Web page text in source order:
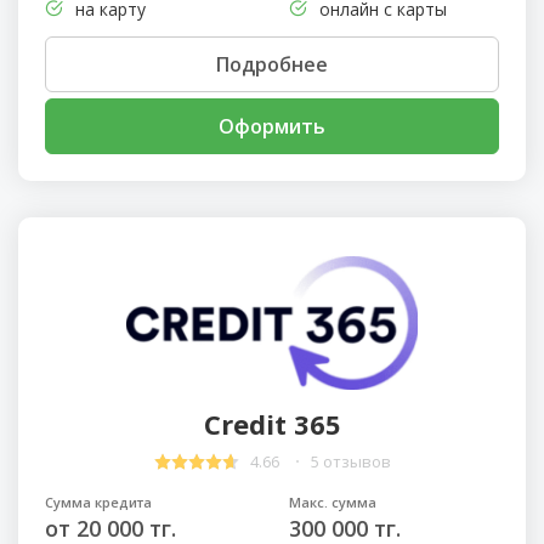
на карту
онлайн с карты
Подробнее
Оформить
Credit 365
4.66 5 отзывов
Сумма кредита
от 20 000 тг.
Макс. сумма
300 000 тг.